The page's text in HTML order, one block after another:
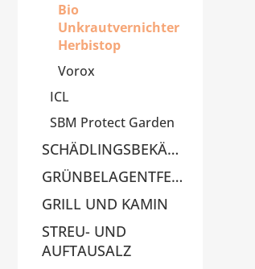
Bio
Unkrautvernichter
Herbistop
Vorox
ICL
SBM Protect Garden
SCHÄDLINGSBEKÄMPFUNG
GRÜNBELAGENTFERNER
GRILL UND KAMIN
STREU- UND
AUFTAUSALZ